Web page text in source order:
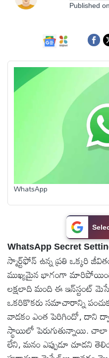
జాతీయం
అంతర్జాతీయం
సినిమా
లైఫ్
స్టైల్
స్పెషల్స్
కెరీర్ &
ఉద్యోగాలు
లైవ్
టీవి
Published
WhatsApp
WhatsApp Secret
స్మార్ట్‌ఫోన్ ఉన్న ప్రతి ఒక్కరి
ముఖ్యమైన భాగంగా మారిపోయింది.
లక్షలాది మంది ఈ ఇన్‌స్టంట్
ఒకరికొకరు సమాచారాన్ని
వాడకం ఎంత పెరిగిందో, దాని
స్థాయిలో పెరుగుతున్నాయి. చాలా
లేని, మనం ఎప్పుడూ చూడని